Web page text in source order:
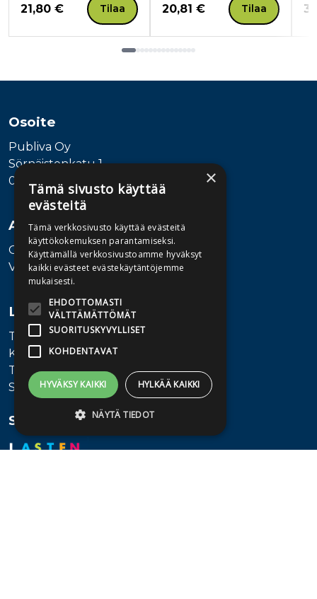
Hinta nyt
21,80 € Tilaa Hinta nyt
20,81 € Tilaa
Osoite
Publiva Oy
Sörnäistenkatu 1
00580 Helsinki
Asiakaspalvelu
Ota yhteyttä
Vaihde: 010 345100
Lisätietoa
Toimitusehdot
Käyttöohjeet
Tietosuojaseloste
Saavutettavuusseloste
Seuraa meitä
×
Tämä sivusto käyttää
evästeitä
Tämä verkkosivusto käyttää evästeitä
käyttökokemuksen parantamiseksi.
Käyttämällä verkkosivustoamme hyväksyt
kaikki evästeet evästekäytäntöjemme
mukaisesti.
EHDOTTOMASTI
VÄLTTÄMÄTTÖMÄT
SUORITUSKYVYLLISET
KOHDENTAVAT
HYVÄKSY KAIKKI HYLKÄÄ KAIKKI
NÄYTÄ TIEDOT